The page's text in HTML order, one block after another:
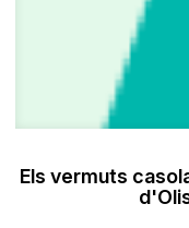
Els vermuts